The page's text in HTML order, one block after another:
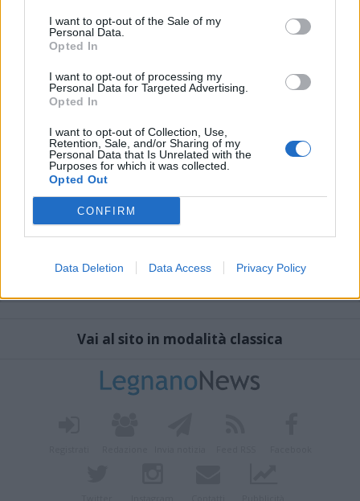
I want to opt-out of the Sale of my
Personal Data.
Opted In
I want to opt-out of processing my
Personal Data for Targeted Advertising.
Opted In
I want to opt-out of Collection, Use,
Retention, Sale, and/or Sharing of my
Personal Data that Is Unrelated with the
Purposes for which it was collected.
Opted Out
CONFIRM
Data Deletion Data Access Privacy Policy
che includano uno o più link a siti esterni verranno rimossi in automatico dal
Vai al sito in modalità classica